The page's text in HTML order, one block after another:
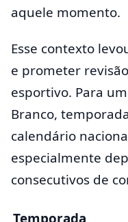
aquele momento.
Esse contexto
e prometer
esportivo. Para
Branco,
calendário
especialmente
consecutivos de